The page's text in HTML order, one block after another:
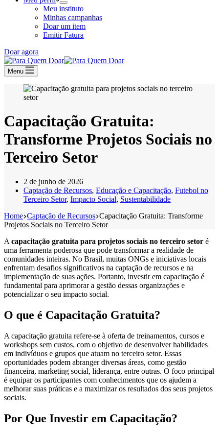
Meu instituto
Minhas campanhas
Doar um item
Emitir Fatura
Doar agora
Menu
Capacitação Gratuita:
Transforme Projetos Sociais no
Terceiro Setor
2 de junho de 2026
Captação de Recursos, Educação e Capacitação, Futebol no
Terceiro Setor, Impacto Social, Sustentabilidade
Home Captação de Recursos Capacitação Gratuita: Transforme
Projetos Sociais no Terceiro Setor
A capacitação gratuita para projetos sociais no terceiro setor é
uma ferramenta poderosa que pode transformar a realidade de
comunidades inteiras. No Brasil, muitas ONGs e iniciativas locais
enfrentam desafios significativos na captação de recursos e na
implementação de suas ações. Portanto, investir em capacitação é
fundamental para aprimorar a gestão dessas organizações e
potencializar o seu impacto social.
O que é Capacitação Gratuita?
A capacitação gratuita refere-se à oferta de treinamentos, cursos e
workshops sem custos, com o objetivo de desenvolver habilidades
em indivíduos e grupos que atuam no terceiro setor. Essas
oportunidades podem abranger diversas áreas, como gestão
financeira, marketing social, liderança, entre outras. O foco principal
é equipar os participantes com conhecimentos que os ajudem a
melhorar suas práticas e a maximizar os resultados dos seus projetos
sociais.
Por Que Investir em Capacitação?